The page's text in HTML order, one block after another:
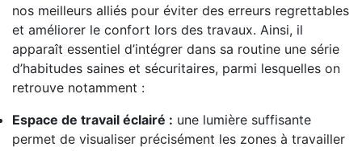
nos meilleurs alliés pour éviter des erreurs regrettables
et améliorer le confort lors des travaux. Ainsi, il
apparaît essentiel d’intégrer dans sa routine une série
d’habitudes saines et sécuritaires, parmi lesquelles on
retrouve notamment :
Espace de travail éclairé : une lumière suffisante
permet de visualiser précisément les zones à travailler